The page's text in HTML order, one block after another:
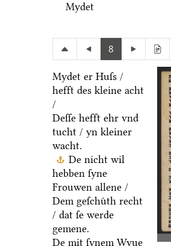
Mydet
8
Mydet er Huſs /
hefft des kleine acht
/
Deſſe hefft ehr vnd
tucht / yn kleiner
wacht.
De nicht wil
hebben ſyne
Frouwen allene /
Dem geſchuͤth recht
/ dat ſe werde
gemene.
De mit ſynem Wyue